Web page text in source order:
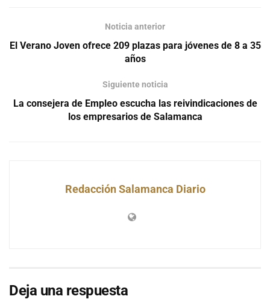
Noticia anterior
El Verano Joven ofrece 209 plazas para jóvenes de 8 a 35
años
Siguiente noticia
La consejera de Empleo escucha las reivindicaciones de
los empresarios de Salamanca
Redacción Salamanca Diario
Deja una respuesta